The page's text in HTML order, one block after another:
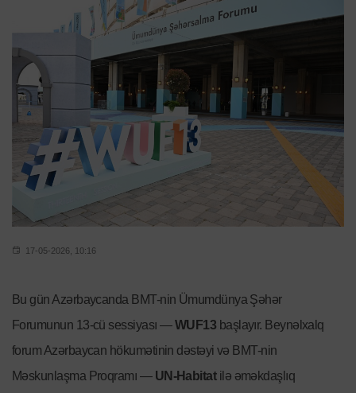
17-05-2026, 10:16
Bu gün Azərbaycanda BMT-nin Ümumdünya Şəhər
Forumunun 13-cü sessiyası —WUF13 başlayır. Beynəlxalq
forum Azərbaycan hökumətinin dəstəyi və BMT-nin
Məskunlaşma Proqramı — UN-Habitatilə əməkdaşlıq